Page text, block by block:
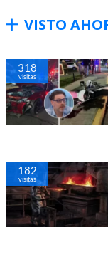
VISTO
318
visitas
182
visitas